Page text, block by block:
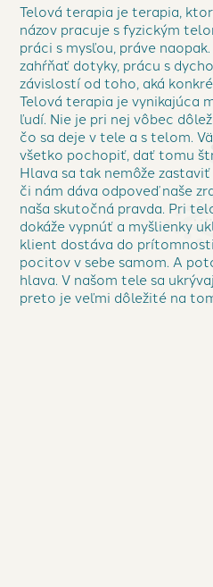
Telová terapia je terapia,
názov pracuje s fyzickým
práci s mysľou, práve
zahŕňať dotyky, prácu s
závislostí od toho, aká
Telová terapia je vynikajúca
ľudí. Nie je pri nej vôbec
čo sa deje v tele a s telom.
všetko pochopiť, dať tomu
Hlava sa tak nemôže
či nám dáva odpoveď naše
naša skutočná pravda. Pri
dokáže vypnúť a myšlienky
klient dostáva do
pocitov v sebe samom. A
hlava. V našom tele sa
preto je veľmi dôležité na